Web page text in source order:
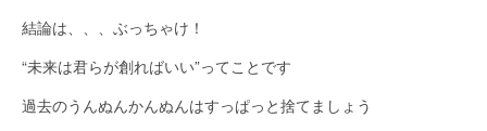
結論は、、、ぶっちゃけ！
“未来は君らが創ればいい”ってことです
過去のうんぬんかんぬんはすっぱっと捨てましょう